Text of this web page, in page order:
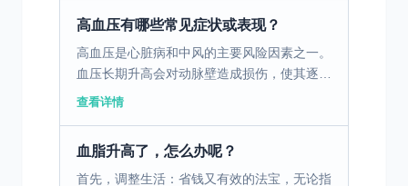
高血压有哪些常见症状或表现？
高血压是心脏病和中风的主要风险因素之一。
血压长期升高会对动脉壁造成损伤，使其逐渐
失去弹性并变得狭窄，从而影响血流通畅。这
查看详情
血脂升高了，怎么办呢？
首先，调整生活：省钱又有效的法宝，无论指